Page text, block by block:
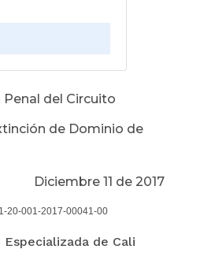
del Circuito
de Dominio de
Diciembre 11 de 2017
20-001-2017-00041-00
Especializada de Cali